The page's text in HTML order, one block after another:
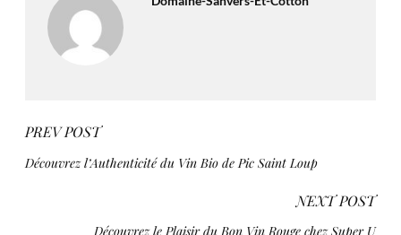
PREV POST
Découvrez l’Authenticité du Vin Bio de Pic Saint Loup
NEXT POST
Découvrez le Plaisir du Bon Vin Rouge chez Super U